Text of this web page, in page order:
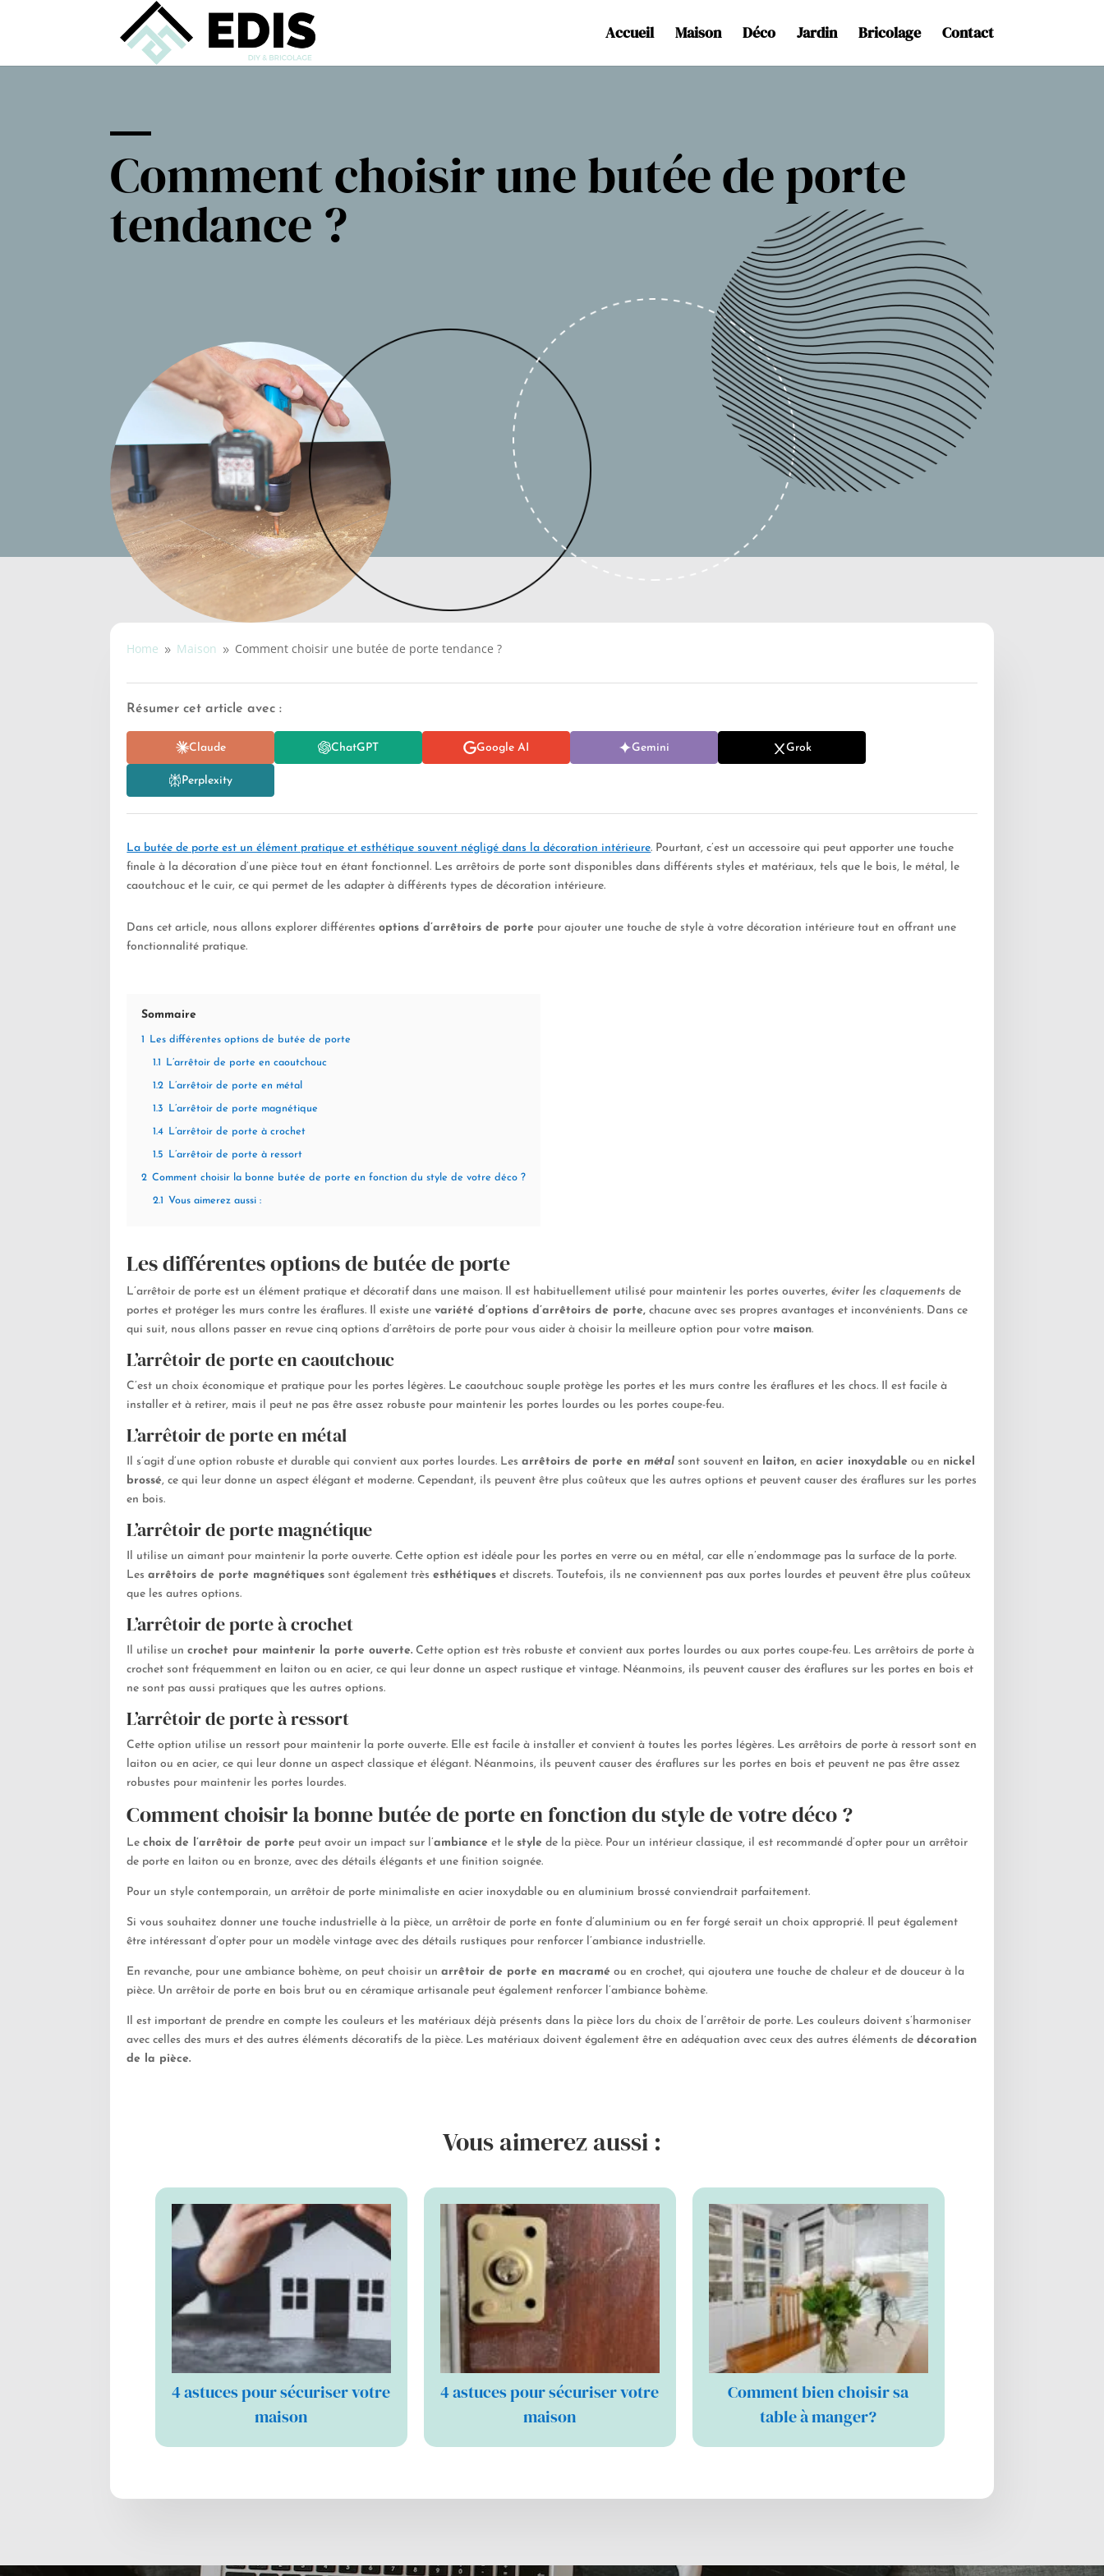
Accueil Maison Déco Jardin Bricolage Contact
Comment choisir une butée de porte
tendance ?
Home 9 Maison 9 Comment choisir une butée de porte tendance ?
Résumer cet article avec :
Claude ChatGPT Google AI Gemini Grok
Perplexity
La butée de porte est un élément pratique et esthétique souvent négligé dans la décoration intérieure. Pourtant, c’est un accessoire qui peut apporter une touche
finale à la décoration d’une pièce tout en étant fonctionnel. Les arrêtoirs de porte sont disponibles dans différents styles et matériaux, tels que le bois, le métal, le
caoutchouc et le cuir, ce qui permet de les adapter à différents types de décoration intérieure.
Dans cet article, nous allons explorer différentesoptions d’arrêtoirs de porte pour ajouter une touche de style à votre décoration intérieure tout en offrant une
fonctionnalité pratique.
Sommaire
Les différentes options de butée de porte
1.1 L’arrêtoir de porte en caoutchouc
1.2 L’arrêtoir de porte en métal
1.3 L’arrêtoir de porte magnétique
1.4 L’arrêtoir de porte à crochet
1.5 L’arrêtoir de porte à ressort
2 Comment choisir la bonne butée de porte en fonction du style de votre déco ?
2.1 Vous aimerez aussi :
Les différentes options de butée de porte
L’arrêtoir de porte est un élément pratique et décoratif dans une maison. Il est habituellement utilisé pour maintenir les portes ouvertes,éviter les claquements de
portes et protéger les murs contre les éraflures. Il existe unevariété d’options d’arrêtoirs de porte, chacune avec ses propres avantages et inconvénients. Dans ce
qui suit, nous allons passer en revue cinq options d’arrêtoirs de porte pour vous aider à choisir la meilleure option pour votre maison.
L’arrêtoir de porte en caoutchouc
C’est un choix économique et pratique pour les portes légères. Le caoutchouc souple protège les portes et les murs contre les éraflures et les chocs. Il est facile à
installer et à retirer, mais il peut ne pas être assez robuste pour maintenir les portes lourdes ou les portes coupe-feu.
L’arrêtoir de porte en métal
Il s’agit d’une option robuste et durable qui convient aux portes lourdes. Lesarrêtoirs de porte enmétal sont souvent en laiton, enacier inoxydable ou en nickel
brossé, ce qui leur donne un aspect élégant et moderne. Cependant, ils peuvent être plus coûteux que les autres options et peuvent causer des éraflures sur les portes
en bois.
L’arrêtoir de porte magnétique
Il utilise un aimant pour maintenir la porte ouverte. Cette option est idéale pour les portes en verre ou en métal, car elle n’endommage pas la surface de la porte.
Lesarrêtoirs de porte magnétiques sont également trèsesthétiques et discrets. Toutefois, ils ne conviennent pas aux portes lourdes et peuvent être plus coûteux
que les autres options.
L’arrêtoir de porte à crochet
Il utilise uncrochet pour maintenir la porte ouverte. Cette option est très robuste et convient aux portes lourdes ou aux portes coupe-feu. Les arrêtoirs de porte à
crochet sont fréquemment en laiton ou en acier, ce qui leur donne un aspect rustique et vintage. Néanmoins, ils peuvent causer des éraflures sur les portes en bois et
ne sont pas aussi pratiques que les autres options.
L’arrêtoir de porte à ressort
Cette option utilise un ressort pour maintenir la porte ouverte. Elle est facile à installer et convient à toutes les portes légères. Les arrêtoirs de porte à ressort sont en
laiton ou en acier, ce qui leur donne un aspect classique et élégant. Néanmoins, ils peuvent causer des éraflures sur les portes en bois et peuvent ne pas être assez
robustes pour maintenir les portes lourdes.
Comment choisir la bonne butée de porte en fonction du style de votre déco ?
Lechoix de l’arrêtoir de porte peut avoir un impact sur l’ambiance et lestyle de la pièce. Pour un intérieur classique, il est recommandé d’opter pour un arrêtoir
de porte en laiton ou en bronze, avec des détails élégants et une finition soignée.
Pour un style contemporain, un arrêtoir de porte minimaliste en acier inoxydable ou en aluminium brossé conviendrait parfaitement.
Si vous souhaitez donner une touche industrielle à la pièce, un arrêtoir de porte en fonte d’aluminium ou en fer forgé serait un choix approprié. Il peut également
être intéressant d’opter pour un modèle vintage avec des détails rustiques pour renforcer l’ambiance industrielle.
En revanche, pour une ambiance bohème, on peut choisir unarrêtoir de porte en macramé ou en crochet, qui ajoutera une touche de chaleur et de douceur à la
pièce. Un arrêtoir de porte en bois brut ou en céramique artisanale peut également renforcer l’ambiance bohème.
Il est important de prendre en compte les couleurs et les matériaux déjà présents dans la pièce lors du choix de l’arrêtoir de porte. Les couleurs doivent s’harmoniser
avec celles des murs et des autres éléments décoratifs de la pièce. Les matériaux doivent également être en adéquation avec ceux des autres éléments dedécoration
de la pièce.
Vous aimerez aussi :
4 astuces pour sécuriser votre
maison
4 astuces pour sécuriser votre
maison
Comment bien choisir sa
table à manger?